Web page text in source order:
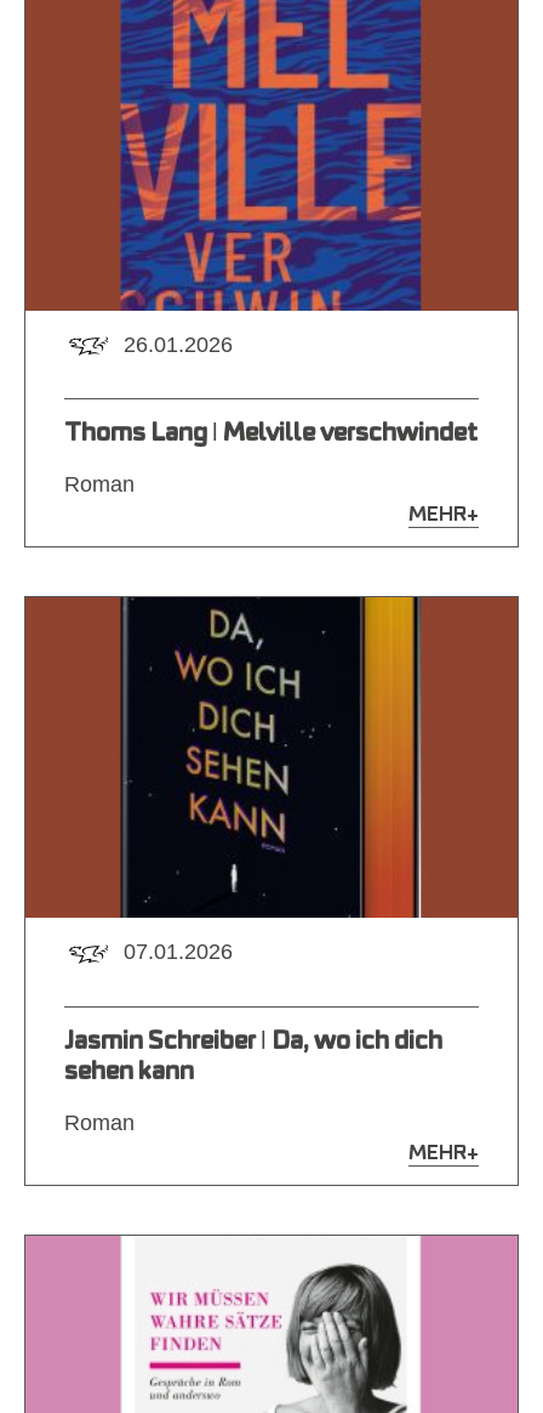
Thoms Lang ǀ Melville verschwindet
Roman
MEHR+
26.01.2026
Jasmin Schreiber ǀ Da, wo ich dich
sehen kann
Roman
MEHR+
07.01.2026